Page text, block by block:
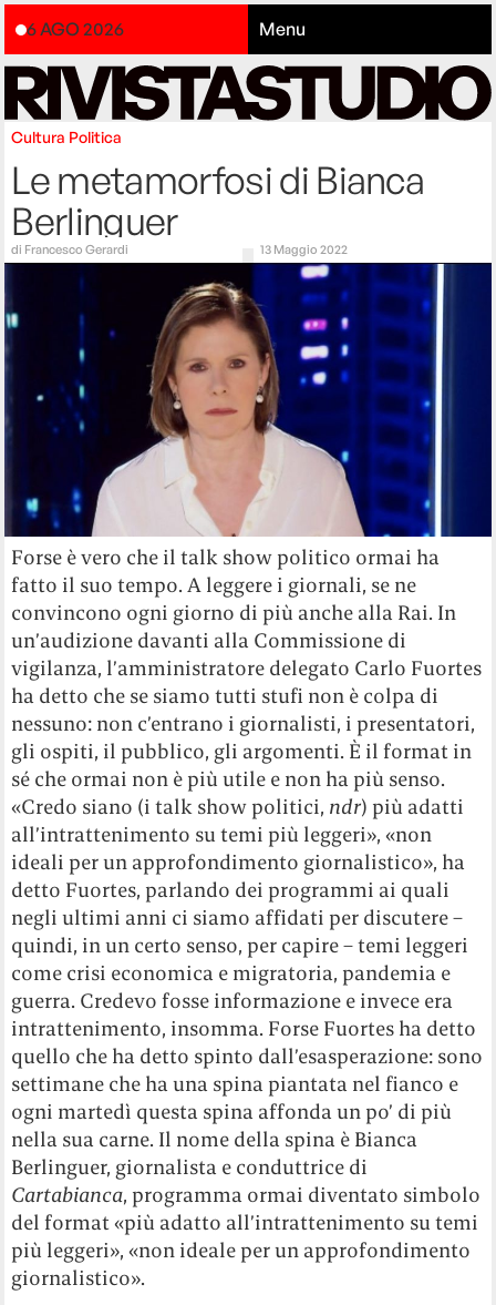
6 AGO 2026 Menu
Cultura Politica
Le metamorfosi di Bianca
Berlinguer
di Francesco Gerardi 13 Maggio 2022
Forse è vero che il talk show politico ormai ha
fatto il suo tempo. A leggere i giornali, se ne
convincono ogni giorno di più anche alla Rai. In
un’audizione davanti alla Commissione di
vigilanza, l’amministratore delegato Carlo Fuortes
ha detto che se siamo tutti stufi non è colpa di
nessuno: non c’entrano i giornalisti, i presentatori,
gli ospiti, il pubblico, gli argomenti. È il format in
sé che ormai non è più utile e non ha più senso.
«Credo siano (i talk show politici, ndr) più adatti
all’intrattenimento su temi più leggeri», «non
ideali per un approfondimento giornalistico», ha
detto Fuortes, parlando dei programmi ai quali
negli ultimi anni ci siamo affidati per discutere –
quindi, in un certo senso, per capire – temi leggeri
come crisi economica e migratoria, pandemia e
guerra. Credevo fosse informazione e invece era
intrattenimento, insomma. Forse Fuortes ha detto
quello che ha detto spinto dall’esasperazione: sono
settimane che ha una spina piantata nel fianco e
ogni martedì questa spina affonda un po’ di più
nella sua carne. Il nome della spina è Bianca
Berlinguer, giornalista e conduttrice di
Cartabianca, programma ormai diventato simbolo
del format «più adatto all’intrattenimento su temi
più leggeri», «non ideale per un approfondimento
giornalistico».